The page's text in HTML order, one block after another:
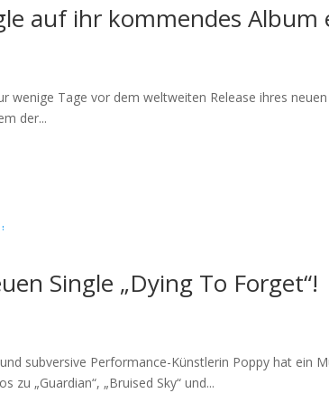
auf ihr kommendes Album
wenige Tage vor dem weltweiten Release ihres
der...
Single „Dying To Forget“!
subversive Performance-Künstlerin Poppy hat ein
„Guardian“, „Bruised Sky“ und...